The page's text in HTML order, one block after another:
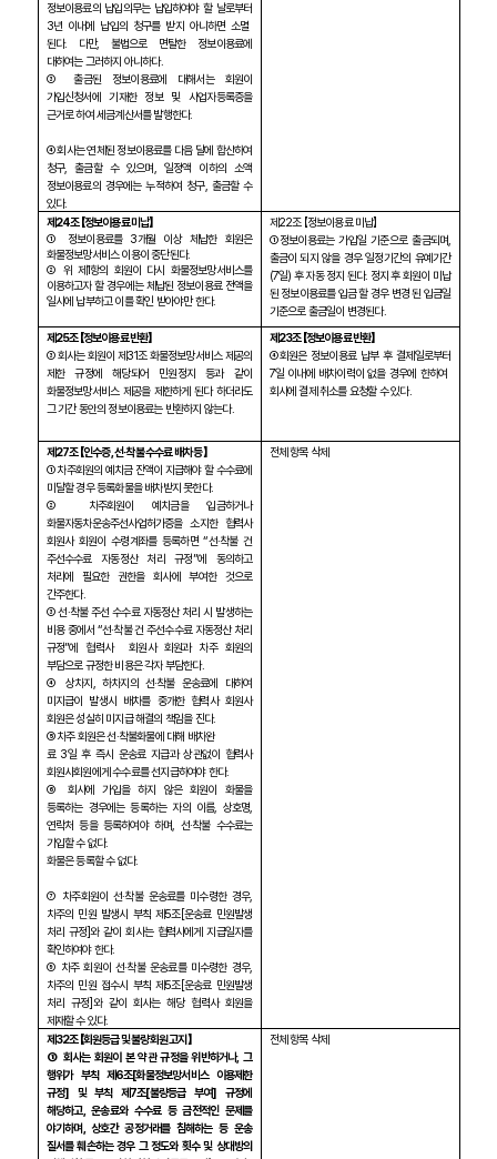
정보이용료의 납입의무는 납입하여야 할 날로부터
3년 이내에 납입의 청구를 받지 아니하면 소멸
된다. 다만, 불법으로 면탈한 정보이용료에
대하여는 그러하지 아니하다.
③ 출금된 정보이용료에 대해서는 회원이
가입신청서에 기재한 정보 및 사업자등록증을
근거로 하여 세금계산서를 발행한다.
④ 회사는 연체된 정보이용료를 다음 달에 합산하여
청구,출금할 수 있으며, 일정액 이하의 소액
정보이용료의 경우에는 누적하여 청구, 출금할 수
있다.
제 24조 【정보이용료 미납】
① 정보이용료를3개월 이상 체납한 회원은
화물정보망서비스 이용이 중단된다.
② 위 제1항의 회원이 다시 화물정보망서비스를
이용하고자 할 경우에는 체납된 정보이용료 전액을
일시에 납부하고 이를 확인 받아야만 한다.
제 22조 【정보이용료 미납】
①정보이용료는 가입일 기준으로 출금되며,
출금이 되지 않을 경우 일정기간의 유예기간
(7일) 후 자동 정지 된다. 정지 후 회원이 미납
된 정보이용료를 입금 할 경우 변경 된 입금일
기준으로 출금일이 변경된다.
제 25조 【정보이용료 반환】
③ 회사는 회원이 제 31조 화물정보망서비스 제공의
제한 규정에 해당되어 민원정지 등과 같이
화물정보망서비스 제공을 제한하게 된다 하더라도
그 기간 동안의 정보이용료는 반환하지 않는다.
제 23조 【정보이용료 반환】
④회원은 정보이용료 납부 후 결제일로부터
7일 이내에 배차이력이 없을 경우에 한하여
회사에 결제 취소를 요청할 수 있다.
제 27조 【인수증,선·착불 수수료 배차 등】
① 차주회원의 예치금 잔액이 지급해야 할 수수료에
미달할 경우 등록화물을 배차받지 못한다.
② 차주회원이 예치금을 입금하거나
화물자동차운송주선사업허가증을 소지한 협력사
회원사 회원이 수령계좌를 등록하면“선·착불 건
주선수수료 자동정산 처리 규정”에 동의하고
처리에 필요한 권한을 회사에 부여한 것으로
간주한다.
③ 선·착불 주선 수수료 자동정산 처리 시 발생하는
비용 중에서 “선·착불 건 주선수수료 자동정산 처리
규정”에 협력사
회원사 회원과 차주 회원의
부담으로 규정한 비용은 각자 부담한다.
④ 상차지 , 하차지의 선·착불 운송료에 대하여
미지급이 발생시 배차를 중개한 협력사 회원사
회원은 성실히 미지급 해결의 책임을 진다.
⑤ 차주 회원은 선·착불화물에 대해 배차완
료3일 후 즉시 운송료 지급과 상관없이 협력사
회원사회원에게 수수료를 선지급하여야 한다.
⑥ 회사에 가입을 하지 않은 회원이 화물을
등록하는 경우에는 등록하는 자의 이름, 상호명,
연락처 등을 등록하여야 하며, 선·착불 수수료는
기입할 수 없다.
화물은 등록할 수 없다.
⑦ 차주회원이 선·착불 운송료를 미수령한 경우,
차주의 민원 발생시 부칙 제 5조[ 운송료 민원발생
처리 규정 ]와 같이 회사는 협력사에게 지급일자를
확인하여야 한다.
⑨ 차주 회원이 선·착불 운송료를 미수령한 경우,
차주의 민원 접수시 부칙 제 5조[ 운송료 민원발생
처리 규정 와 같이 회사는 해당 협력사 회원을
제재할 수 있다.
전체 항목 삭제
제 32조 【회원등급 및 불량회원 고지】
① 회사는 회원이 본 약관 규정을 위반하거나,그
행위가 부칙 제 6조[화물정보망서비스 이용제한
규정] 및 부칙 제 7조[불량등급 부여] 규정에
해당하고,운송료와 수수료 등 금전적인 문제를
야기하며,상호간 공정거래를 침해하는 등 운송
질서를 훼손하는 경우 그 정도와 횟수 및 상대방의
전체 항목 삭제